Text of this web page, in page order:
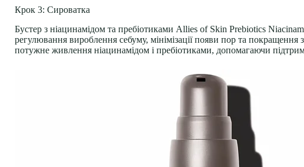
Крок 3: Сироватка
Бустер з ніацинамідом та пребіотиками Allies of Skin Prebiotics
регулювання вироблення себуму, мінімізації появи пор та
потужне живлення ніацинамідом і пребіотиками, допомагаючи